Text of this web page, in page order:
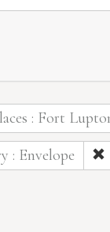
: Fort
: Envelope